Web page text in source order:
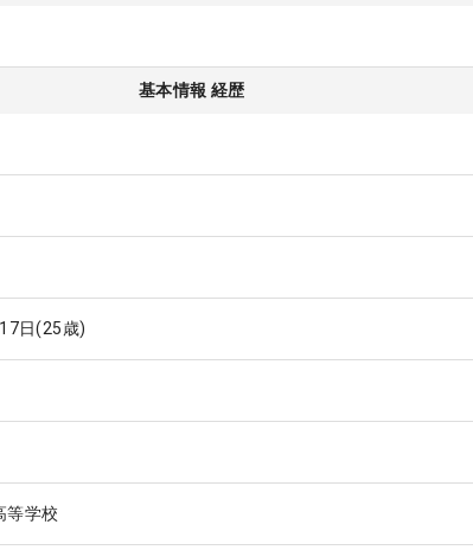
基本情報 経歴
日(25歳)
等学校